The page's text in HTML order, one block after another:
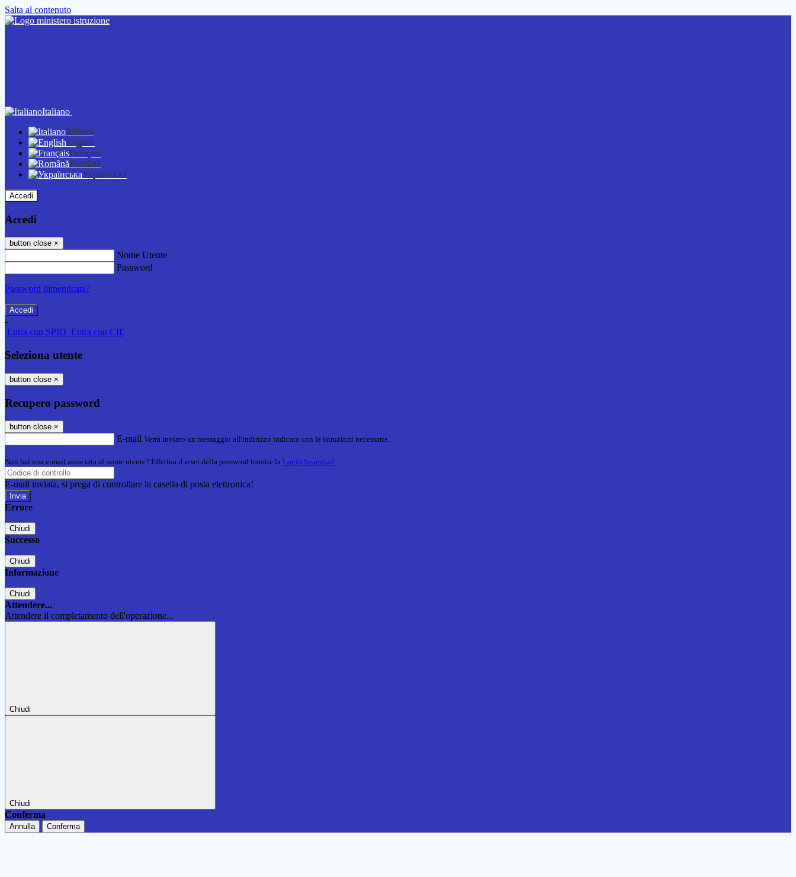
Salta al contenuto
Italiano
Italiano
English
Français
Română
Українська
Accedi
Accedi
button close ×
Nome Utente
Password
Password dimenticata?
-
Entra con SPID Entra con CIE
Seleziona utente
button close ×
Recupero password
button close ×
E-mail Verrà inviato un messaggio all'indirizzo indicato con le istruzioni necessarie.
Non hai una e-mail associata al nome utente? Effettua il reset della password tramite la Login Spaggiari
E-mail inviata, si prega di controllare la casella di posta elettronica!
Errore
Chiudi
Successo
Chiudi
Informazione
Chiudi
Attendere...
Attendere il completamento dell'operazione...
Chiudi
Chiudi
Conferma
Annulla Conferma